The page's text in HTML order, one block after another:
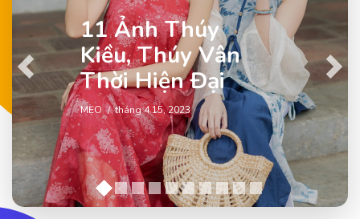
11 Ảnh Thúy
Kiều, Thúy Vân
Thời Hiện Đại
MẸO tháng 4 15, 2023
Previous Next